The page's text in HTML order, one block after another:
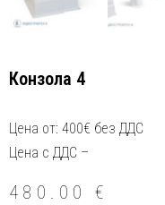
Конзола 4
Цена от: 400€ без ДДС
Цена с ДДС –
480.00 €